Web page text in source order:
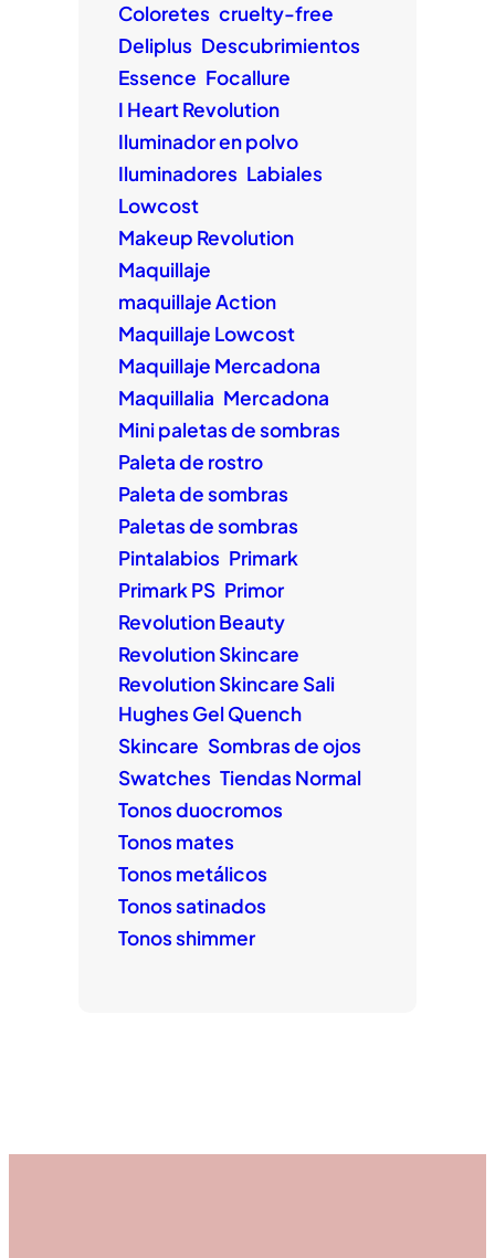
Coloretes cruelty-free
Deliplus Descubrimientos
Essence Focallure
I Heart Revolution
Iluminador en polvo
Iluminadores Labiales
Lowcost
Makeup Revolution
Maquillaje
maquillaje Action
Maquillaje Lowcost
Maquillaje Mercadona
Maquillalia Mercadona
Mini paletas de sombras
Paleta de rostro
Paleta de sombras
Paletas de sombras
Pintalabios Primark
Primark PS Primor
Revolution Beauty
Revolution Skincare
Revolution Skincare Sali
Hughes Gel Quench
Skincare Sombras de ojos
Swatches Tiendas Normal
Tonos duocromos
Tonos mates
Tonos metálicos
Tonos satinados
Tonos shimmer